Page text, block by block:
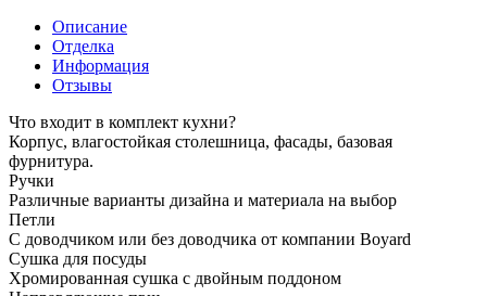
Описание
Отделка
Информация
Отзывы
Что входит в комплект кухни?
Корпус, влагостойкая столешница, фасады, базовая
фурнитура.
Ручки
Различные варианты дизайна и материала на выбор
Петли
С доводчиком или без доводчика от компании Boyard
Сушка для посуды
Хромированная сушка с двойным поддоном